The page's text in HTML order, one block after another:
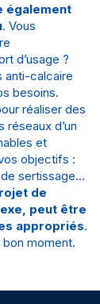
également
. Vous
d’usage ?
anti-calcaire
besoins.
réaliser des
réseaux d’un
et
objectifs :
sertissage…
de
peut être
appropriés.
moment.